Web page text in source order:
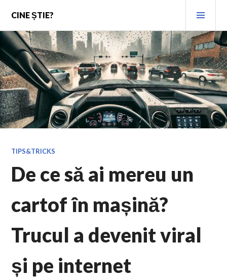
content
CINE ȘTIE?
TIPS&TRICKS
De ce să ai mereu un
cartof în mașină?
Trucul a devenit viral
și pe internet